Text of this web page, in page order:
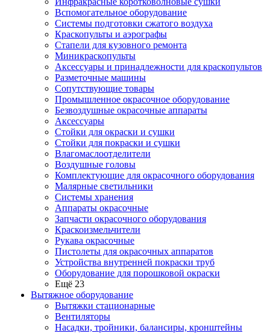
Вспомогательное оборудование
Системы подготовки сжатого воздуха
Краскопульты и аэрографы
Стапели для кузовного ремонта
Миникраскопульты
Аксессуары и принадлежности для краскопультов
Разметочные машины
Сопутствующие товары
Промышленное окрасочное оборудование
Безвоздушные окрасочные аппараты
Аксессуары
Стойки для окраски и сушки
Стойки для покраски и сушки
Влагомаслоотделители
Воздушные головы
Комплектующие для окрасочного оборудования
Малярные светильники
Системы хранения
Аппараты окрасочные
Запчасти окрасочного оборудования
Краскоизмельчители
Рукава окрасочные
Пистолеты для окрасочных аппаратов
Устройства внутренней покраски труб
Оборудование для порошковой окраски
Ещё 23
Вытяжное оборудование
Вытяжки стационарные
Вентиляторы
Насадки, тройники, балансиры, кронштейны